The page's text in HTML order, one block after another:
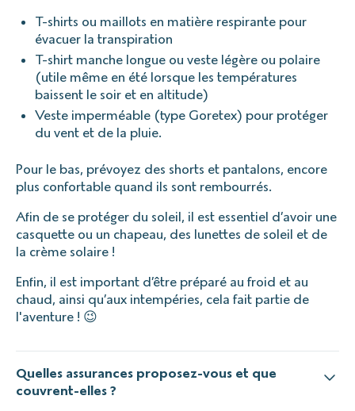
T-shirts ou maillots en matière respirante pour
évacuer la transpiration
T-shirt manche longue ou veste légère ou polaire
(utile même en été lorsque les températures
baissent le soir et en altitude)
Veste imperméable (type Goretex) pour protéger
du vent et de la pluie.
Pour le bas, prévoyez des shorts et pantalons, encore
plus confortable quand ils sont rembourrés.
Afin de se protéger du soleil, il est essentiel d’avoir une
casquette ou un chapeau, des lunettes de soleil et de
la crème solaire !
Enfin, il est important d’être préparé au froid et au
chaud, ainsi qu’aux intempéries, cela fait partie de
l'aventure ! 😉
Quelles assurances proposez-vous et que
couvrent-elles ?